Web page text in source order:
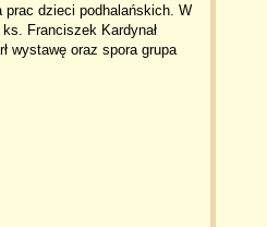
dzieci podhalańskich. W
Franciszek Kardynał
wystawę oraz spora grupa